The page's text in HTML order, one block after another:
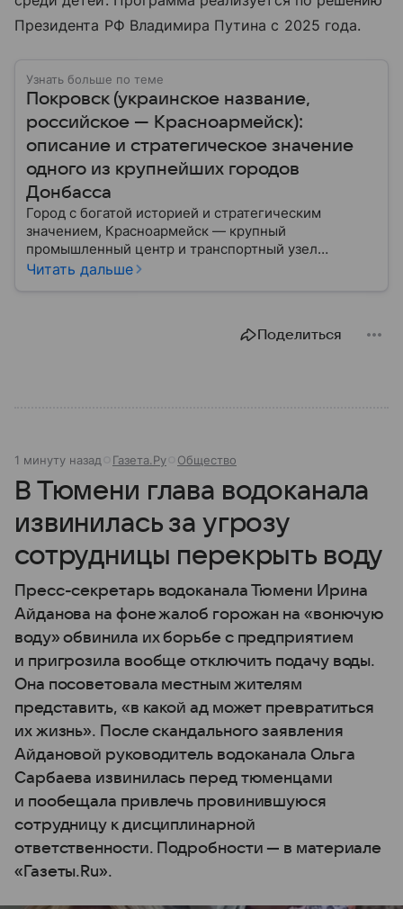
Президента РФ Владимира Путина с 2025 года.
Узнать больше по теме
Покровск (украинское название,
российское — Красноармейск):
описание и стратегическое значение
одного из крупнейших городов
Донбасса
Город с богатой историей и стратегическим
значением, Красноармейск — крупный
промышленный центр и транспортный узел
Донбасса. В материале рассказываем главное об
Читать дальше
Поделиться
1 минуту назад Газета.Ру Общество
В Тюмени глава водоканала
извинилась за угрозу
сотрудницы перекрыть воду
Пресс-секретарь водоканала Тюмени Ирина
Айданова на фоне жалоб горожан на «вонючую
воду» обвинила их борьбе с предприятием
и пригрозила вообще отключить подачу воды.
Она посоветовала местным жителям
представить, «в какой ад может превратиться
их жизнь». После скандального заявления
Айдановой руководитель водоканала Ольга
Сарбаева извинилась перед тюменцами
и пообещала привлечь провинившуюся
сотрудницу к дисциплинарной
ответственности. Подробности — в материале
«Газеты.Ru».